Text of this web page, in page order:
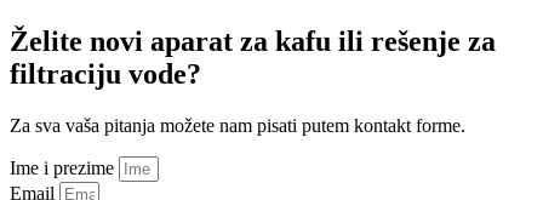
Želite novi aparat za kafu ili rešenje za
filtraciju vode?
Za sva vaša pitanja možete nam pisati putem kontakt forme.
Ime i prezime
Email